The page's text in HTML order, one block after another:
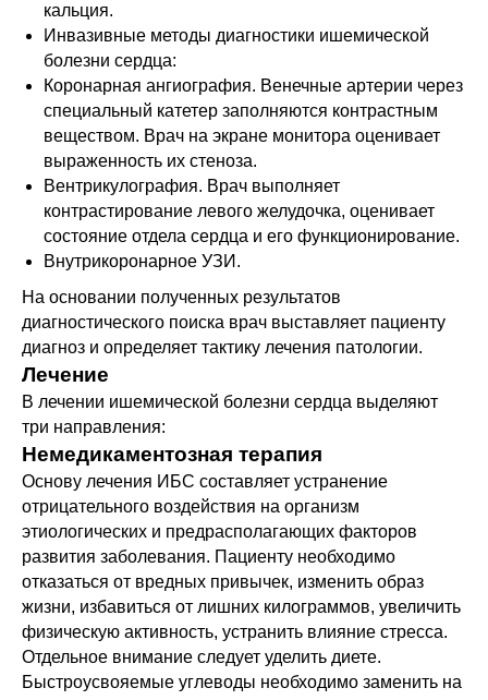
кальция.
Инвазивные методы диагностики ишемической
болезни сердца:
Коронарная ангиография. Венечные артерии через
специальный катетер заполняются контрастным
веществом. Врач на экране монитора оценивает
выраженность их стеноза.
Вентрикулография. Врач выполняет
контрастирование левого желудочка, оценивает
состояние отдела сердца и его функционирование.
Внутрикоронарное УЗИ.
На основании полученных результатов
диагностического поиска врач выставляет пациенту
диагноз и определяет тактику лечения патологии.
Лечение
В лечении ишемической болезни сердца выделяют
три направления:
Немедикаментозная терапия
Основу лечения ИБС составляет устранение
отрицательного воздействия на организм
этиологических и предрасполагающих факторов
развития заболевания. Пациенту необходимо
отказаться от вредных привычек, изменить образ
жизни, избавиться от лишних килограммов, увеличить
физическую активность, устранить влияние стресса.
Отдельное внимание следует уделить диете.
Быстроусвояемые углеводы необходимо заменить на